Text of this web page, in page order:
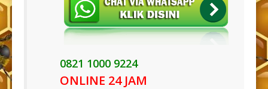
0821 1000 9224
ONLINE 24 JAM